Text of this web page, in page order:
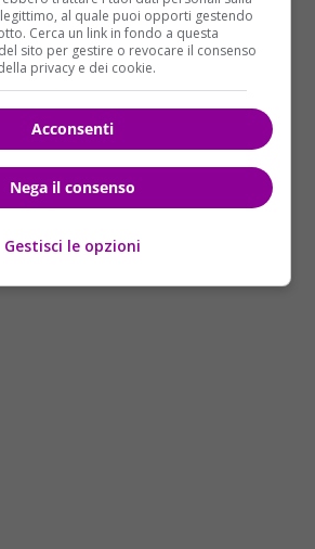
di Eluana Englaro, un
tolto molta fiducia ad
da parte di molti fedeli.
i fatti dipresunta pedofilia
, portati in luce da
fatto si che le vette toccate dalle
battesimale non avessero avuto
al quale puoi opporti gestendo
Cerca un link in fondo a questa
sito per gestire o revocare il consenso
privacy e dei cookie.
Acconsenti
Nega il consenso
Gestisci le opzioni